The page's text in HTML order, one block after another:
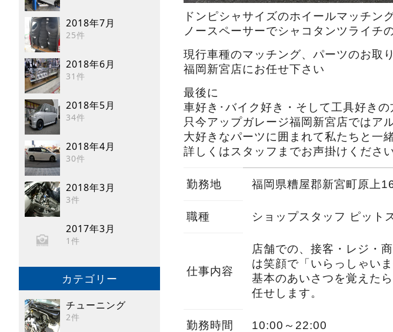
2018年7月
25件
2018年6月
31件
2018年5月
34件
2018年4月
30件
2018年3月
3件
2017年3月
1件
カテゴリー
チューニング
2件
ドンピシャサイズのホイールマッチン
ノースペーサーでシャコタンツライチ
現行車種のマッチング、パーツのお取
福岡新宮店にお任せ下さい
最後に
車好き･バイク好き・そして工具好きの
只今アップガレージ福岡新宮店ではア
大好きなパーツに囲まれて私たちと一
詳しくはスタッフまでお声掛けくださ
勤務地 福岡県糟屋郡新宮町原上
職種 ショップスタッフ ピット
仕事内容
店舗での、接客・レジ・
は笑顔で「いらっしゃい
基本のあいさつを覚えた
任せします。
勤務時間 10:00～22:00